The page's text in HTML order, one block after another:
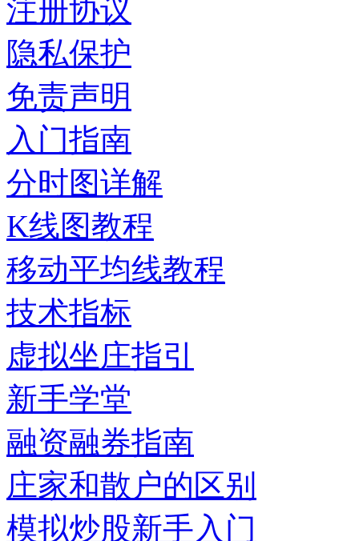
注册协议
隐私保护
免责声明
入门指南
分时图详解
K线图教程
移动平均线教程
技术指标
虚拟坐庄指引
新手学堂
融资融券指南
庄家和散户的区别
模拟炒股新手入门